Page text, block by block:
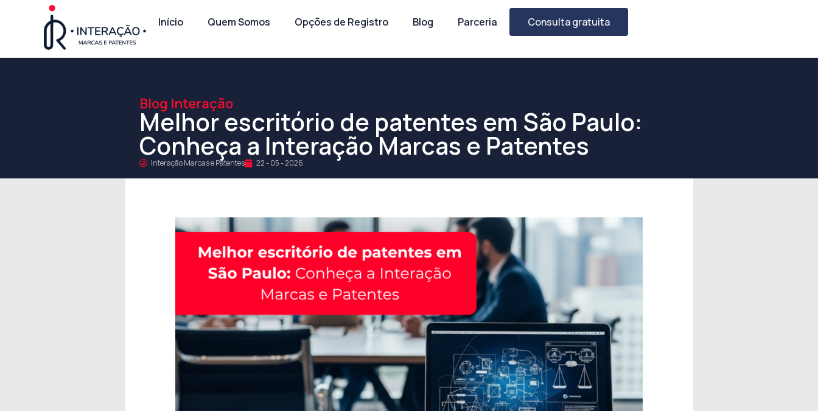
Início Quem Somos Opções de Registro Blog Parceria Consulta gratuita
Blog Interação
Melhor escritório de patentes em São Paulo:
Conheça a Interação Marcas e Patentes
Interação Marcas e Patentes 22 - 05 - 2026